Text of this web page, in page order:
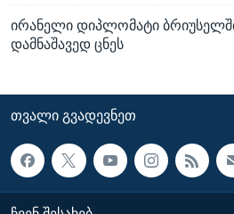
ირანელი დიპლომატი
დამნაშავედ ცნეს
ᲗᲕᲐᲚᲘ ᲒᲕᲐᲓᲔᲕᲜᲔᲗ